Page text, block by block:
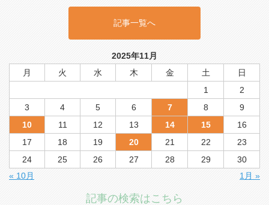
記事一覧へ
2025年11月
月
火 水 木 金 土
日
1
2
3
4 5 6 7 8
9
10
11 12 13 14 15
16
17
18 19 20 21 22
23
24
25 26 27 28 29
30
« 10月
1月 »
記事の検索はこちら